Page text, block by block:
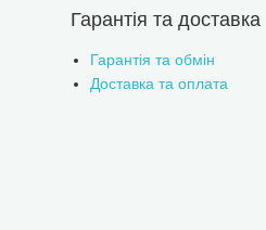
Гарантія та доставка
Гарантія та обмін
Доставка та оплата